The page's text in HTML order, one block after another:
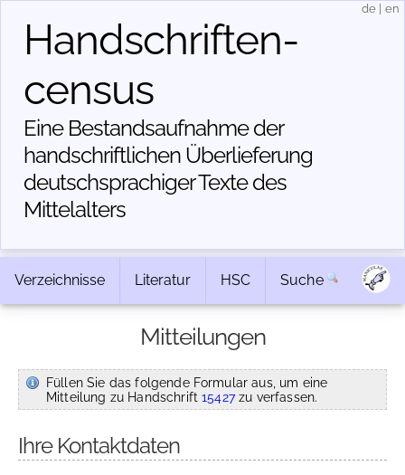
Handschriften­
census
Eine Bestandsaufnahme der
handschriftlichen Über­lieferung
deutschsprachiger Texte des
Mittelalters
de en
Verzeichnisse Literatur HSC Suche
Mitteilungen
Füllen Sie das folgende Formular aus, um eine
Mitteilung zu Handschrift15427zu verfassen.
Ihre Kontaktdaten